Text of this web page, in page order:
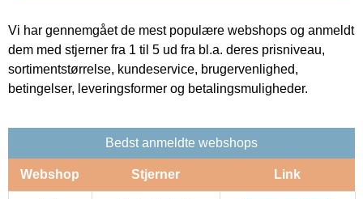
Vi har gennemgået de mest populære webshops og anmeldt
dem med stjerner fra 1 til 5 ud fra bl.a. deres prisniveau,
sortimentstørrelse, kundeservice, brugervenlighed,
betingelser, leveringsformer og betalingsmuligheder.
Bedst anmeldte webshops
Webshop Stjerner Link